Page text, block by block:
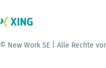
© New Work SE | Alle Rechte